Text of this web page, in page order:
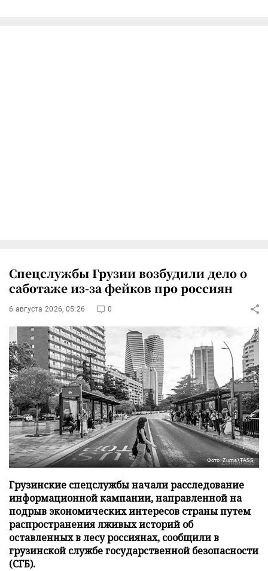
Спецслужбы Грузии возбудили дело о
саботаже из-за фейков про россиян
6 августа 2026, 05:26 0
Фото: Zuma\TASS
Грузинские спецслужбы начали расследование
информационной кампании, направленной на
подрыв экономических интересов страны путем
распространения лживых историй об
оставленных в лесу россиянах, сообщили в
грузинской службе государственной безопасности
(СГБ).